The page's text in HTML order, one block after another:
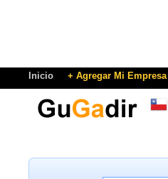
Inicio + Agregar Mi Empresa